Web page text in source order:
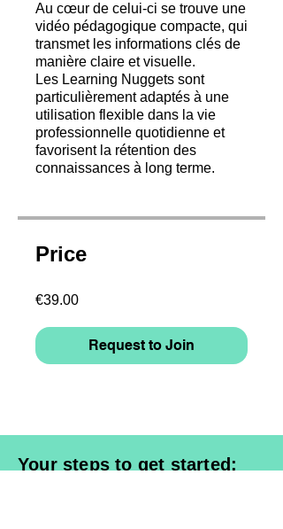
Au cœur de celui-ci se trouve une
vidéo pédagogique compacte, qui
transmet les informations clés de
manière claire et visuelle.
Les Learning Nuggets sont
particulièrement adaptés à une
utilisation flexible dans la vie
professionnelle quotidienne et
favorisent la rétention des
connaissances à long terme.
Price
€39.00
Request to Join
Your steps to get started: